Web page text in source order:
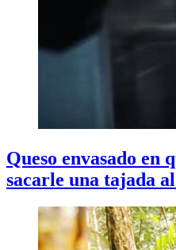
Queso envasado en
sacarle una tajada